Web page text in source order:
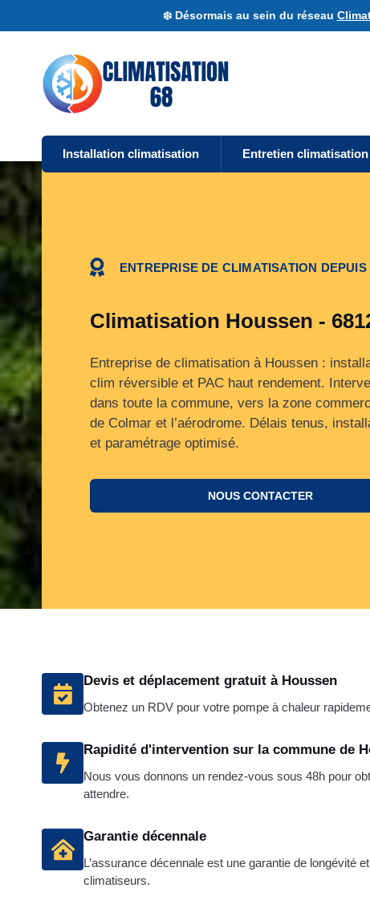
❄️ Désormais au sein du réseau
Installation climatisation Entretien climatisation
ENTREPRISE DE CLIMATISATION DEPUIS
Climatisation Houssen -
Entreprise de climatisation à Houssen :
clim réversible et PAC haut rendement.
dans toute la commune, vers la zone
de Colmar et l’aérodrome. Délais tenus,
et paramétrage optimisé.
NOUS CONTACTER
Devis et déplacement gratuit à Houssen
Obtenez un RDV pour votre pompe à chaleur
Rapidité d'intervention sur la commune de
Nous vous donnons un rendez-vous sous 48h pour
attendre.
Garantie décennale
L’assurance décennale est une garantie de longévité
climatiseurs.